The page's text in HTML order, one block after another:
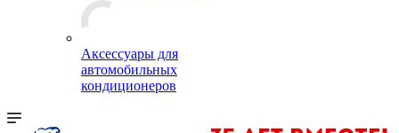
Аксессуары для
автомобильных
кондиционеров